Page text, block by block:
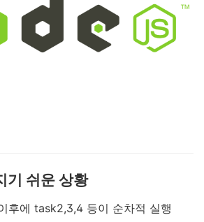
기 쉬운 상황
후에 task2,3,4 등이 순차적 실행